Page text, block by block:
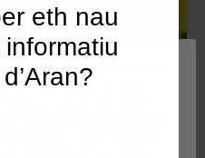
web tà balhar ar usuari
e optimizada, en tot
accèpte er emplec de
pòt visitar "Configuracion
eth nau